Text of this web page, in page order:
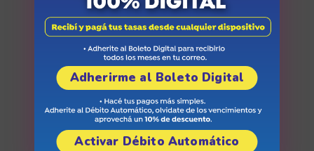
El hombre inesperado
Adherirme al Boleto Digital
Activar Débito Automático